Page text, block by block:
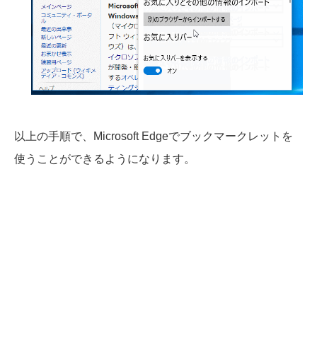
以上の手順で、Microsoft Edgeでブックマークレットを
使うことができるようになります。